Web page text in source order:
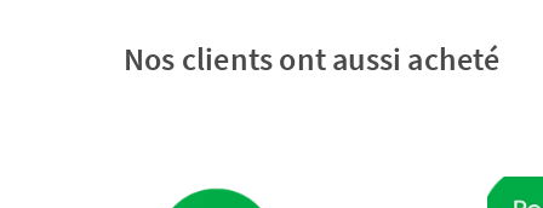
Nos clients ont aussi acheté